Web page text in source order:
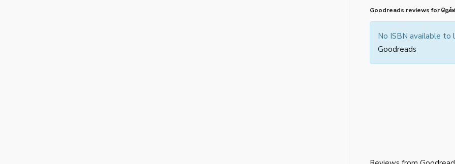
Goodreads reviews for
No ISBN available to
Goodreads